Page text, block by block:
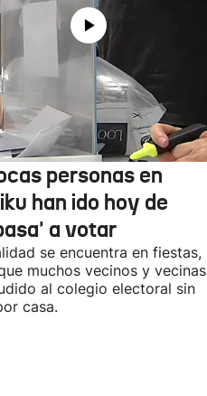
personas en
han ido hoy de
a votar
se encuentra en fiestas,
muchos vecinos y vecinas
al colegio electoral sin
casa.